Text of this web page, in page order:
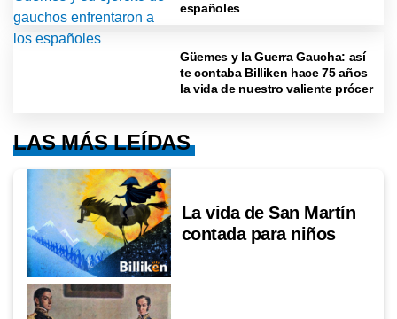
españoles
Güemes y la Guerra Gaucha: así
te contaba Billiken hace 75 años
la vida de nuestro valiente prócer
LAS MÁS LEÍDAS
La vida de San Martín
contada para niños